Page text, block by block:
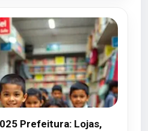
Prefeitura: Lojas,